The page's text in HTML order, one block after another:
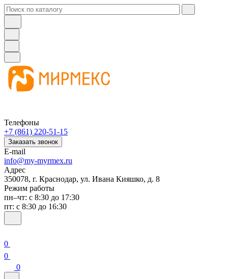
Телефоны
+7 (861) 220-51-15
Заказать звонок
E-mail
info@my-myrmex.ru
Адрес
350078, г. Краснодар, ул. Ивана Кияшко, д. 8
Режим работы
пн–чт: с 8:30 до 17:30
пт: с 8:30 до 16:30
0
0
0